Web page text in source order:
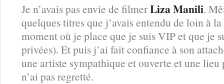
Je n’avais pas envie de filmerLiza Manili.
quelques titres que j’avais entendu de loin à
moment où je place que je suis VIP et que je
privées). Et puis j’ai fait confiance à son
une artiste sympathique et ouverte et une lieu
n’ai pas regretté.